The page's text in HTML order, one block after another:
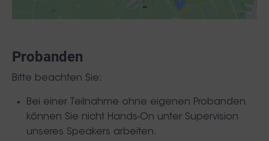
Probanden
Bitte beachten Sie:
Bei einer Teilnahme ohne eigenen Probanden
können Sie nicht Hands-On unter Supervision
unseres Speakers arbeiten.